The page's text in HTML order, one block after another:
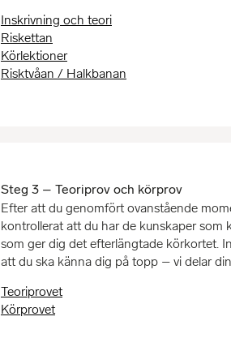
Inskrivning och teori
Riskettan
Körlektioner
Risktvåan / Halkbanan
Steg 3 – Teoriprov och körprov
Efter att du genomfört ovanstående
kontrollerat att du har de kunskaper som
som ger dig det efterlängtade körkortet.
att du ska känna dig på topp – vi delar
Teoriprovet
Körprovet